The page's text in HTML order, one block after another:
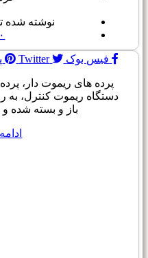
نوشته شده
۰
فیس بوک Twitter
پرده های ریموت دار،
دستگاه ریموت کنترل، به
باز و بسته شده و